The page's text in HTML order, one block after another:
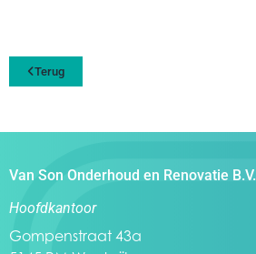
Terug
Van Son Onderhoud en Renovatie B.V.
Hoofdkantoor
Gompenstraat 43a